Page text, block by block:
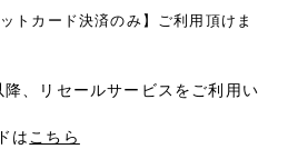
トカード決済のみ】ご利用頂けま
、リセールサービスをご利用い
は こちら